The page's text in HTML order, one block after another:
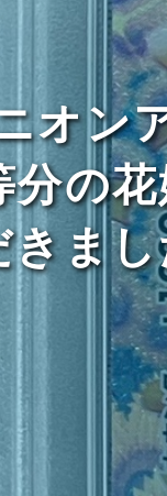
ニオ
の
きま